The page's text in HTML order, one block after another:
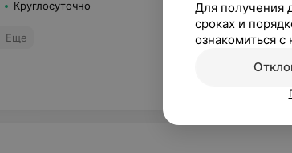
Круглосуточно
Еще
Для получения
сроках и
ознакомиться с